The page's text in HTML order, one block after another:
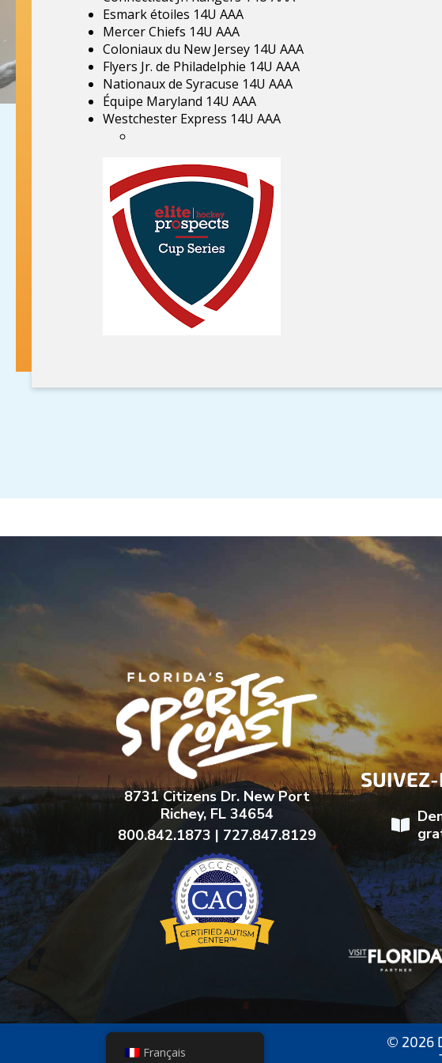
Esmark étoiles 14U AAA
Mercer Chiefs 14U AAA
Coloniaux du New Jersey 14U AAA
Flyers Jr. de Philadelphie 14U AAA
Nationaux de Syracuse 14U AAA
Équipe Maryland 14U AAA
Westchester Express 14U AAA
8731 Citizens Dr. New Port
Richey, FL 34654
800.842.1873 | 727.847.8129
© 2026
Français